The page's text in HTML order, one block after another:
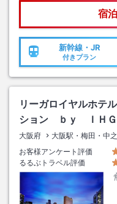
宿
新幹線・JR
付きプラン
リーガロイヤルホテ
ション ｂｙ ＩＨＧ
大阪府 大阪駅・梅田・中
お客様アンケート評価
るるぶトラベル評価